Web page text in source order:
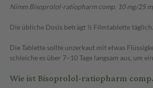
Nimm Bisoprolol-ratiopharm comp. 10 mg/25
Die übliche Dosis beträgt ½ Filmtablette
Die Tablette sollte unzerkaut mit etwas
schleiche es über 7–10 Tage langsam aus, um
Wie ist Bisoprolol-ratiopharm